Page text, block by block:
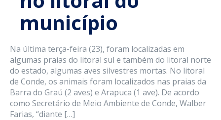
município
Na última terça-feira (23), foram localizadas em
algumas praias do litoral sul e também do litoral norte
do estado, algumas aves silvestres mortas. No litoral
de Conde, os animais foram localizados nas praias da
Barra do Graú (2 aves) e Arapuca (1 ave). De acordo
como Secretário de Meio Ambiente de Conde, Walber
Farias, “diante […]